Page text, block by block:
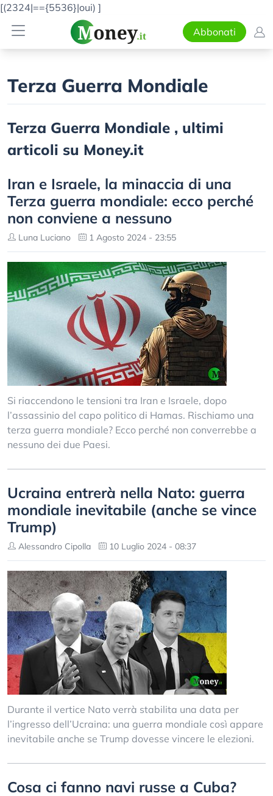
[(2324|=={5536}|oui) ]
Abbonati
Terza Guerra Mondiale
Terza Guerra Mondiale , ultimi
articoli su Money.it
Iran e Israele, la minaccia di una
Terza guerra mondiale: ecco perché
non conviene a nessuno
Luna Luciano 1 Agosto 2024 - 23:55
Si riaccendono le tensioni tra Iran e Israele, dopo
l’assassinio del capo politico di Hamas. Rischiamo una
terza guerra mondiale? Ecco perché non converrebbe a
nessuno dei due Paesi.
Ucraina entrerà nella Nato: guerra
mondiale inevitabile (anche se vince
Trump)
Alessandro Cipolla 10 Luglio 2024 - 08:37
Durante il vertice Nato verrà stabilita una data per
l’ingresso dell’Ucraina: una guerra mondiale così appare
inevitabile anche se Trump dovesse vincere le elezioni.
Cosa ci fanno navi russe a Cuba?